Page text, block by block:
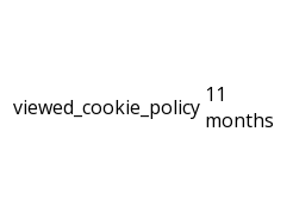
viewed_cookie_policy 11
months